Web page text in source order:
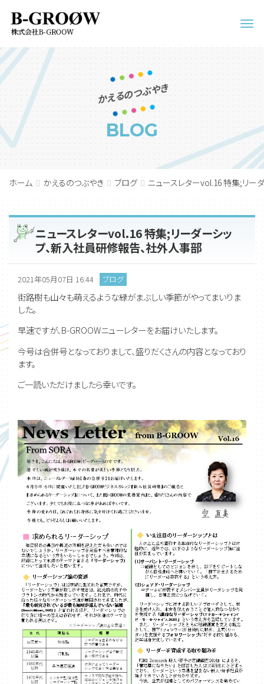
かえるのつぶやき
BLOG
ホーム かえるのつぶやき ブログ ニュースレターvol.16 特集;リー
ニュースレターvol.16 特集;リーダーシッ
プ、新入社員研修報告、社外人事部
2021年05月07日 16:44 ブログ
街路樹も山々も萌えるような緑がまぶしい季節がやってまいりま
した。
早速ですが、B-GROOWニューレターをお届けいたします。
今号は合併号となっておりまして、盛りだくさんの内容となっており
ます。
ご一読いただけましたら幸いです。